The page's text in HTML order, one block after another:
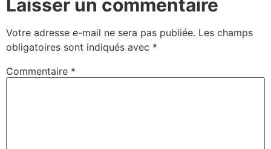
Laisser un commentaire
Votre adresse e-mail ne sera pas publiée. Les champs
obligatoires sont indiqués avec *
Commentaire *